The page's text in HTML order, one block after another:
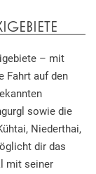
– mit
Fahrt auf den
sowie die
Niederthai,
dir das
mit seiner